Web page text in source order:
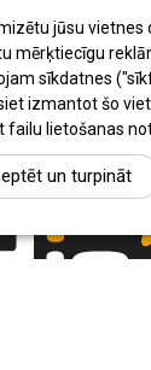
jūsu vietnes
mērķtiecīgu
sīkdatnes
izmantot šo
failu lietošanas
un turpināt